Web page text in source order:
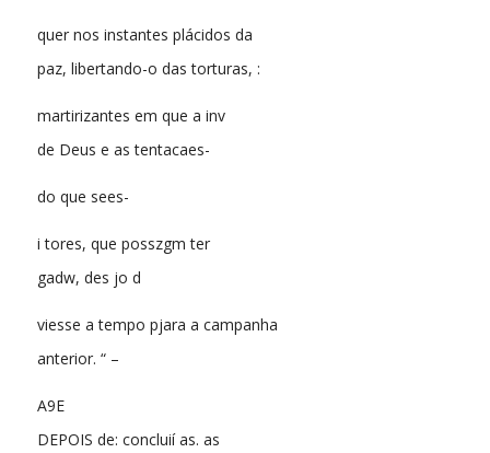
quer nos instantes plácidos da
paz, libertando-o das torturas, :
martirizantes em que a inv
de Deus e as tentacaes-
do que sees-
i tores, que posszgm ter
gadw, des jo d
viesse a tempo pjara a campanha
anterior. “ –
A9E
DEPOIS de: concluií as. as